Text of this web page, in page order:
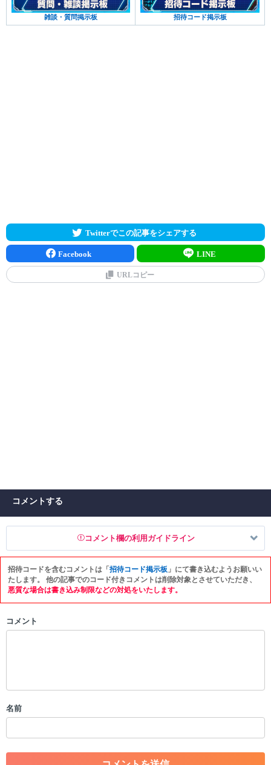
雑談・質問掲示板 招待コード掲示板
Twitterでこの記事をシェアする
Facebook LINE
URLコピー
コメントする
コメント欄の利用ガイドライン
以下の書き込みを禁止とし、場合によってはコメント削除や書き込み制
限を行う可能性がございます。 あらかじめご了承ください。
・スパムなど、記事内容と関係のない投稿
・その他、管理者が不適切と判断した投稿
招待コードを含むコメントは「 招待コード掲示板 」にて書き込むようお願いい
たします。 他の記事でのコード付きコメントは削除対象とさせていただき、
悪質な場合は書き込み制限などの対処をいたします。
コメント
名前